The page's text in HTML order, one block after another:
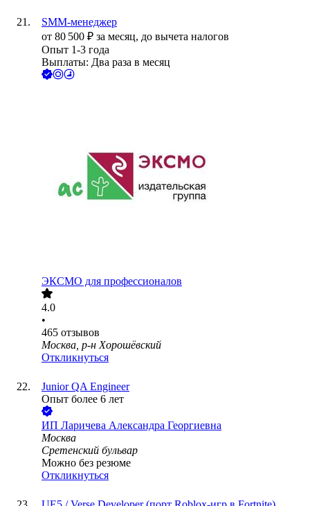
SMM-менеджер
от 80 500 ₽ за месяц, до вычета налогов
Опыт 1-3 года
Выплаты: Два раза в месяц
ЭКСМО для профессионалов
4.0
•
465 отзывов
Москва, р-н Хорошёвский
Откликнуться
Junior QA Engineer
Опыт более 6 лет
ИП Ларичева Александра Георгиевна
Москва
Сретенский бульвар
Можно без резюме
Откликнуться